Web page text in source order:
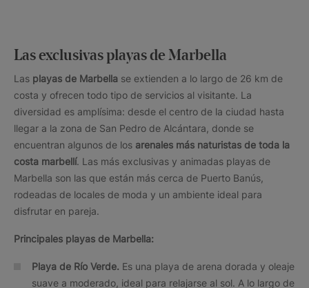
Las exclusivas playas de Marbella
Las playas de Marbella se extienden a lo largo de 26 km de
costa y ofrecen todo tipo de servicios al visitante. La
diversidad es amplísima: desde el centro de la ciudad hasta
llegar a la zona de San Pedro de Alcántara, donde se
encuentran algunos de los arenales más naturistas de toda la
costa marbellí. Las más exclusivas y animadas playas de
Marbella son las que están más cerca de Puerto Banús,
rodeadas de locales de moda y un ambiente ideal para
disfrutar en pareja.
Principales playas de Marbella:
Playa de Río Verde. Es una playa de arena dorada y oleaje
suave a moderado, ideal para relajarse al sol. A lo largo de